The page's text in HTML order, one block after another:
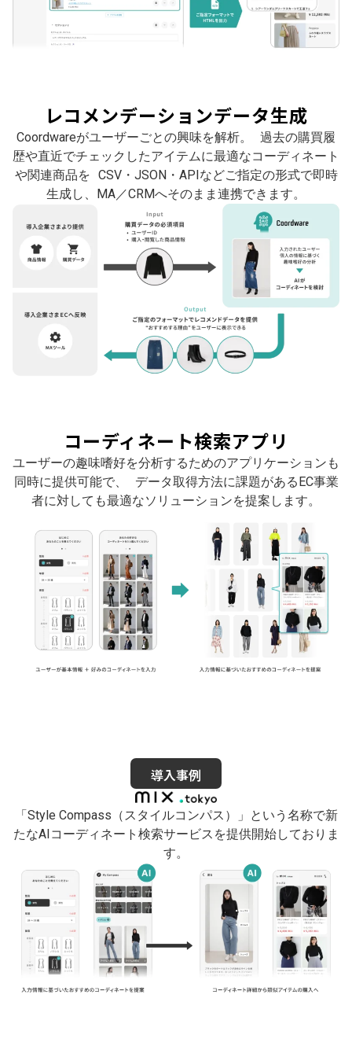
レコメンデーションデータ生成
Coordwareがユーザーごとの興味を解析。 過去の購買履
歴や直近でチェックしたアイテムに最適なコーディネート
や関連商品を CSV・JSON・APIなどご指定の形式で即時
生成し、MA／CRMへそのまま連携できます。
コーディネート検索アプリ
ユーザーの趣味嗜好を分析するためのアプリケーションも
同時に提供可能で、 データ取得方法に課題があるEC事業
者に対しても最適なソリューションを提案します。
導入事例
「Style Compass（スタイルコンパス）」という名称で新
たなAIコーディネート検索サービスを提供開始しておりま
す。